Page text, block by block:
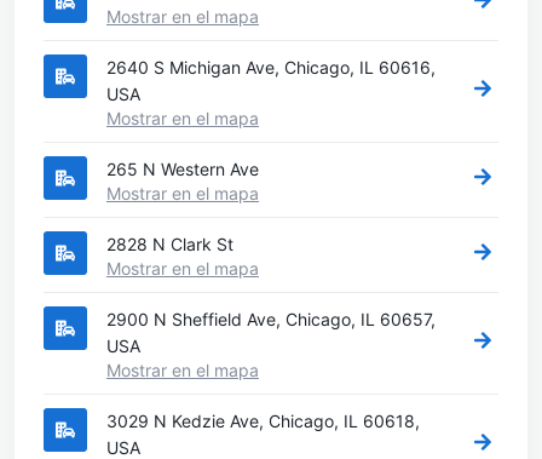
Mostrar en el mapa
2640 S Michigan Ave, Chicago, IL 60616,
USA
Mostrar en el mapa
265 N Western Ave
Mostrar en el mapa
2828 N Clark St
Mostrar en el mapa
2900 N Sheffield Ave, Chicago, IL 60657,
USA
Mostrar en el mapa
3029 N Kedzie Ave, Chicago, IL 60618,
USA